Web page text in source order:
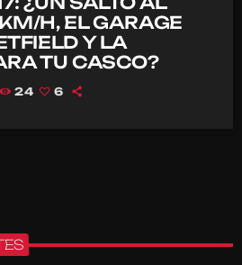
H, EL GARAGE
Y LA
TU CASCO?
24 6